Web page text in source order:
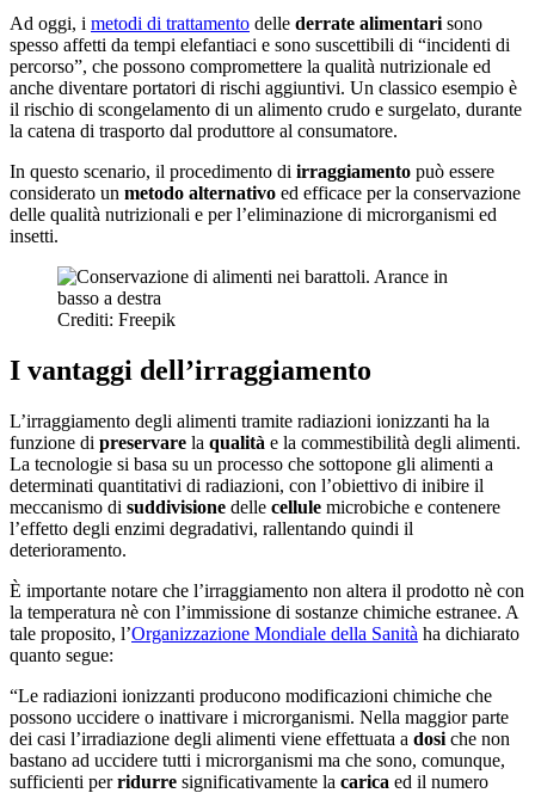
Ad oggi, i metodi di trattamento delle derrate alimentarisono
spesso affetti da tempi elefantiaci e sono suscettibili di “incidenti di
percorso”, che possono compromettere la qualità nutrizionale ed
anche diventare portatori di rischi aggiuntivi. Un classico esempio è
il rischio di scongelamento di un alimento crudo e surgelato, durante
la catena di trasporto dal produttore al consumatore.
In questo scenario, il procedimento di irraggiamento può essere
considerato un metodo alternativo ed efficace per la conservazione
delle qualità nutrizionali e per l’eliminazione di microrganismi ed
insetti.
Crediti: Freepik
I vantaggi dell’irraggiamento
L’irraggiamento degli alimenti tramite radiazioni ionizzanti ha la
funzione di preservare la qualità e la commestibilità degli alimenti.
La tecnologie si basa su un processo che sottopone gli alimenti a
determinati quantitativi di radiazioni, con l’obiettivo di inibire il
meccanismo di suddivisione delle cellule microbiche e contenere
l’effetto degli enzimi degradativi, rallentando quindi il
deterioramento.
È importante notare che l’irraggiamento non altera il prodotto nè con
la temperatura nè con l’immissione di sostanze chimiche estranee. A
tale proposito, l’Organizzazione Mondiale della Sanità ha dichiarato
quanto segue:
“Le radiazioni ionizzanti producono modificazioni chimiche che
possono uccidere o inattivare i microrganismi. Nella maggior parte
dei casi l’irradiazione degli alimenti viene effettuata a dosi che non
bastano ad uccidere tutti i microrganismi ma che sono, comunque,
sufficienti perridurre significativamente la carica ed il numero